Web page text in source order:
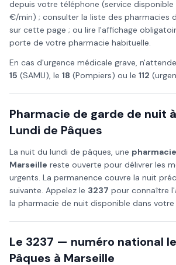
depuis votre téléphone (service
€/min) ; consulter la liste des pharmacies
sur cette page ; ou lire l'affichage
porte de votre pharmacie habituelle.
En cas d'urgence médicale grave,
15 (SAMU), le 18 (Pompiers) ou le 112
Pharmacie de garde de nuit à
Lundi de Pâques
La nuit du lundi de pâques, une
Marseille reste ouverte pour délivrer les
urgents. La permanence couvre la nuit
suivante. Appelez le 3237 pour connaître
la pharmacie de nuit disponible dans
Le 3237 — numéro national le
Pâques à Marseille